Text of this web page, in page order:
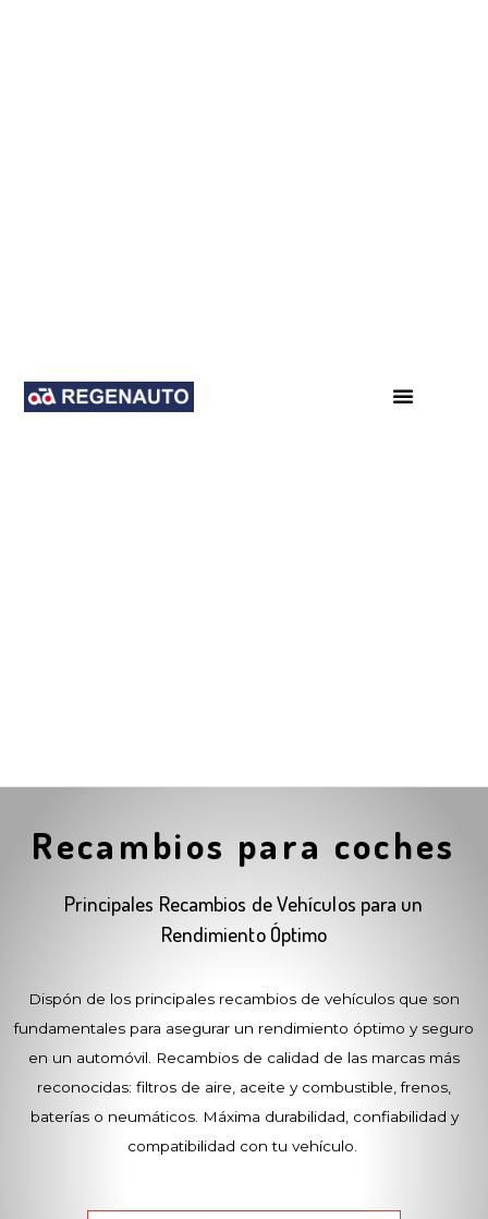
Recambios para coches
Principales Recambios de Vehículos para un
Rendimiento Óptimo
Dispón de los principales recambios de vehículos que son
fundamentales para asegurar un rendimiento óptimo y seguro
en un automóvil. Recambios de calidad de las marcas más
reconocidas: filtros de aire, aceite y combustible, frenos,
baterías o neumáticos. Máxima durabilidad, confiabilidad y
compatibilidad con tu vehículo.